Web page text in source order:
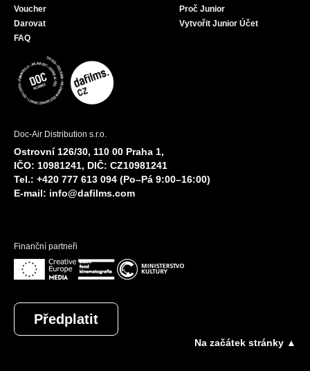
Voucher
Darovat
FAQ
Proč Junior
Vytvořit Junior Účet
Doc-Air Distribution s.r.o.
Ostrovní 126/30, 110 00 Praha 1,
IČO: 10981241, DIČ: CZ10981241
Tel.: +420 777 613 094 (Po–Pá 9:00–16:00)
E-mail: info@dafilms.com
Finanční partneři
Předplatit
Na začátek stránky ▲